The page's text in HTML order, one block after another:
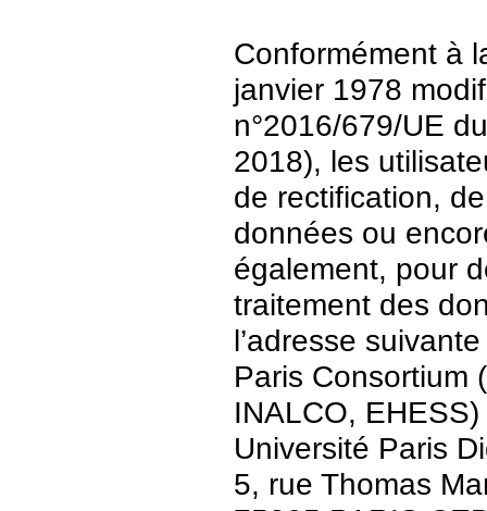
Conformément à
janvier 1978
n°2016/679/UE
2018), les
de rectification,
données ou
également, pour
traitement des
l’adresse
Paris Consortium
INALCO, EHESS)
Université Paris
5, rue Thomas